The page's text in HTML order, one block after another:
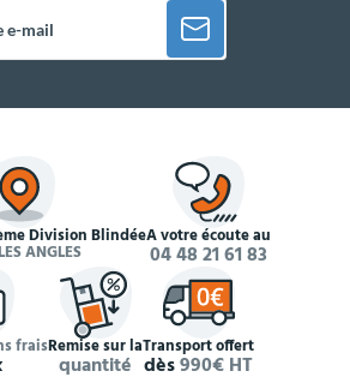
Division Blindée
ANGLES
À votre écoute au
04 48 21 61 83
fraisRemise sur la
quantité
Transport offert
dès990€ HT